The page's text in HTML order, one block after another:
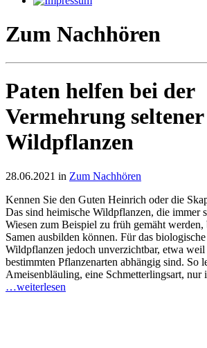
Zum Nachhören
Paten helfen bei der
Vermehrung seltener
Wildpflanzen
28.06.2021 in Zum Nachhören
Kennen Sie den Guten Heinrich oder die
Das sind heimische Wildpflanzen, die immer
Wiesen zum Beispiel zu früh gemäht werden,
Samen ausbilden können. Für das
Wildpflanzen jedoch unverzichtbar, etwa weil
bestimmten Pflanzenarten abhängig sind. So
Ameisenbläuling, eine Schmetterlingsart, nur
…weiterlesen